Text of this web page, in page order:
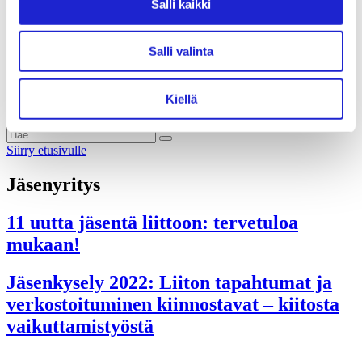
Salli kaikki
Salli valinta
Kiellä
Laskutusosoite
jäsenistä
Alan yritykset Suomessa – tutustu jäseniimme
Siirry etusivulle
Jäsenyritys
11 uutta jäsentä liittoon: tervetuloa
mukaan!
Jäsenkysely 2022: Liiton tapahtumat ja
verkostoituminen kiinnostavat – kiitosta
vaikuttamistyöstä